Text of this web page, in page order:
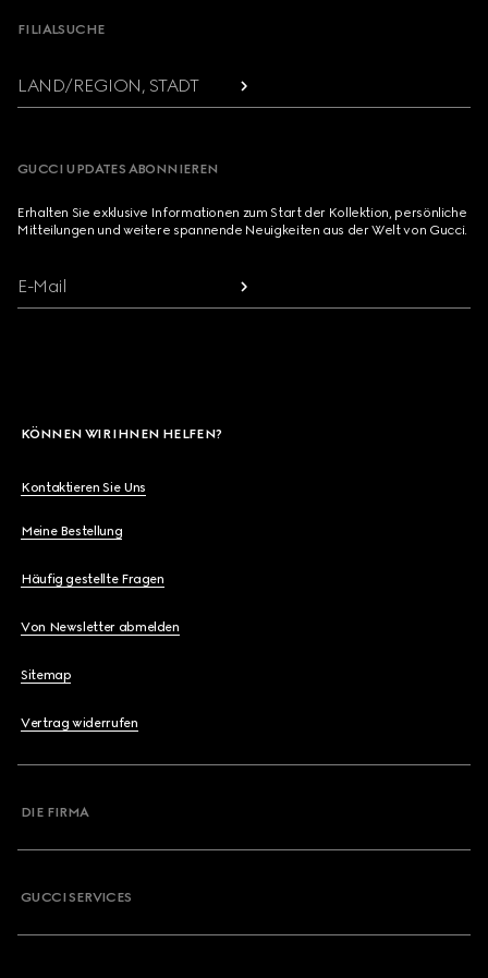
FILIALSUCHE
LAND/REGION, STADT
GUCCI UPDATES ABONNIEREN
Erhalten Sie exklusive Informationen zum Start der Kollektion, persönliche
Mitteilungen und weitere spannende Neuigkeiten aus der Welt von Gucci.
E-Mail
KÖNNEN WIR IHNEN HELFEN?
Kontaktieren Sie Uns
Meine Bestellung
Häufig gestellte Fragen
Von Newsletter abmelden
Sitemap
Vertrag widerrufen
DIE FIRMA
GUCCI SERVICES